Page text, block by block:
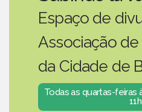
Espaço de
Associação
da Cidade de
Todas as quartas-feiras
11h